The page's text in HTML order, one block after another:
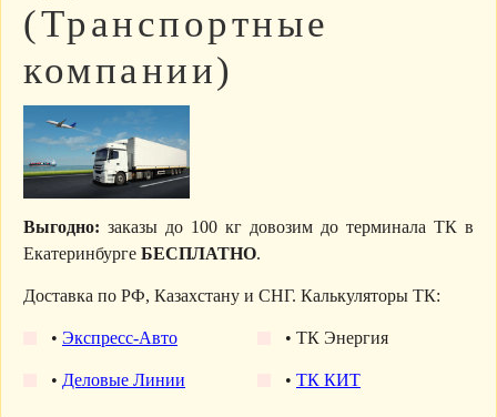
(Транспортные
компании)
Выгодно: заказы до 100 кг довозим до терминала ТК в
Екатеринбурге БЕСПЛАТНО.
Доставка по РФ, Казахстану и СНГ. Калькуляторы ТК:
• Экспресс-Авто
• Деловые Линии
• ТК Энергия
• ТК КИТ